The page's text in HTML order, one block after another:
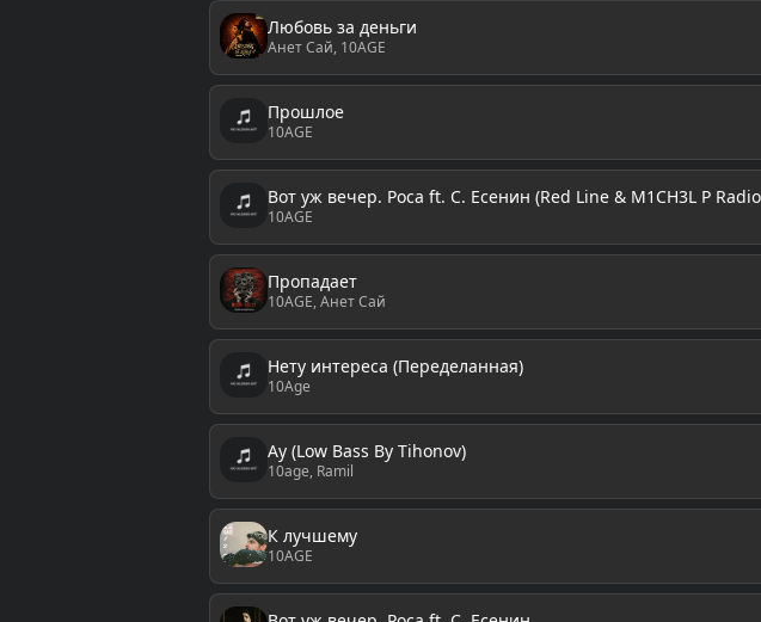
Любовь за деньги
Анет Сай, 10AGE
Прошлое
10AGE
Вот уж вечер. Роса ft. С. Есенин (Red Line & M1CH3L P
10AGE
Пропадает
10AGE, Анет Сай
Нету интереса (Переделанная)
10Age
Ау (Low Bass By Tihonov)
10age, Ramil
К лучшему
10AGE